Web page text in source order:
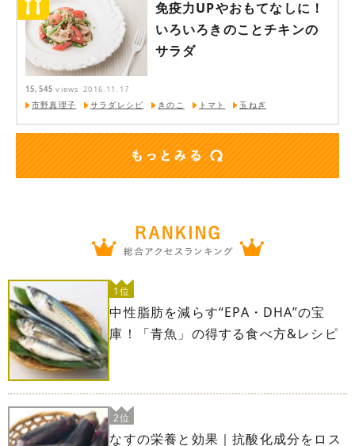
免疫力UPやおもてなしに！
いろいろきのことチキンの
サラダ
15,545 views 2016.11.17
市野真理子 サラダレシピ きのこ トマト 玉ねぎ
1位
中性脂肪を減らす“EPA・DHA”の宝
庫！「青魚」の得する食べ方&レシピ
2位
なすの栄養と効果｜抗酸化成分をロス